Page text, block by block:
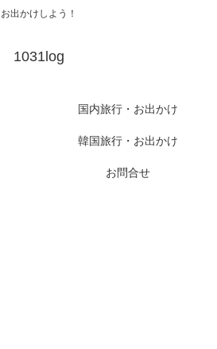
お出かけしよう！
1031log
国内旅行・お出かけ
韓国旅行・お出かけ
お問合せ